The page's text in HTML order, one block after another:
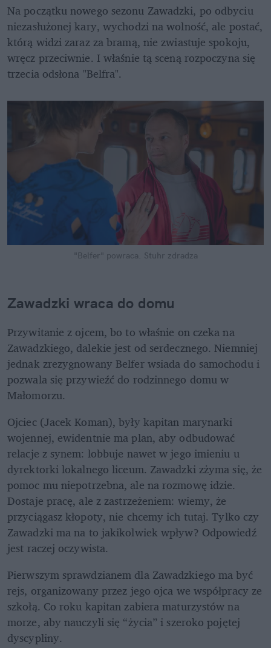
Na początku nowego sezonu Zawadzki, po odbyciu
niezasłużonej kary, wychodzi na wolność, ale postać,
którą widzi zaraz za bramą, nie zwiastuje spokoju,
wręcz przeciwnie. I właśnie tą sceną rozpoczyna się
trzecia odsłona "Belfra".
"Belfer" powraca. Stuhr zdradza
Zawadzki wraca do domu
Przywitanie z ojcem, bo to właśnie on czeka na
Zawadzkiego, dalekie jest od serdecznego. Niemniej
jednak zrezygnowany Belfer wsiada do samochodu i
pozwala się przywieźć do rodzinnego domu w
Małomorzu.
Ojciec (Jacek Koman), były kapitan marynarki
wojennej, ewidentnie ma plan, aby odbudować
relacje z synem: lobbuje nawet w jego imieniu u
dyrektorki lokalnego liceum. Zawadzki zżyma się, że
pomoc mu niepotrzebna, ale na rozmowę idzie.
Dostaje pracę, ale z zastrzeżeniem: wiemy, że
przyciągasz kłopoty, nie chcemy ich tutaj. Tylko czy
Zawadzki ma na to jakikolwiek wpływ? Odpowiedź
jest raczej oczywista.
Pierwszym sprawdzianem dla Zawadzkiego ma być
rejs, organizowany przez jego ojca we współpracy ze
szkołą. Co roku kapitan zabiera maturzystów na
morze, aby nauczyli się “życia” i szeroko pojętej
dyscypliny.